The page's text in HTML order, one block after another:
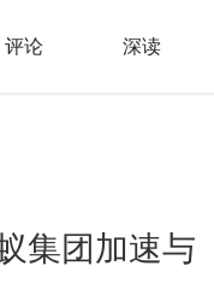
评论 深读
集团加速与